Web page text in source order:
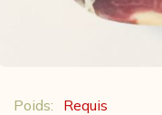
Poids: Requis